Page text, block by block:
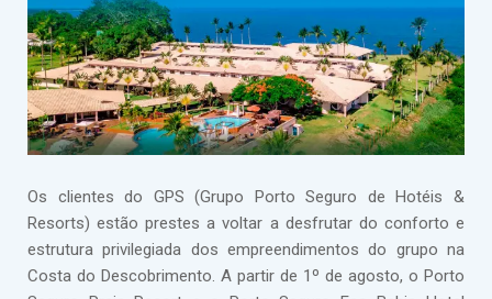
Os clientes do GPS (Grupo Porto Seguro de Hotéis &
Resorts) estão prestes a voltar a desfrutar do conforto e
estrutura privilegiada dos empreendimentos do grupo na
Costa do Descobrimento. A partir de 1º de agosto, o Porto